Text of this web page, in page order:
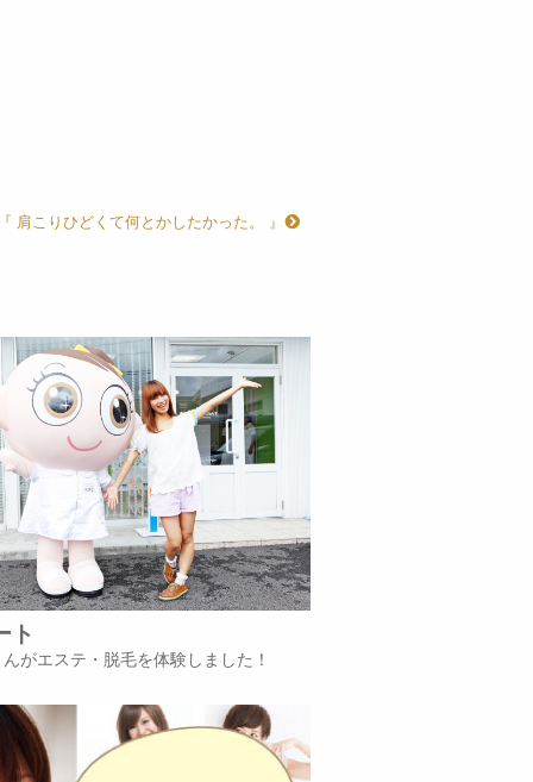
肩こりひどくて何とかしたかった。 』
ト
がエステ・脱毛を体験しました！